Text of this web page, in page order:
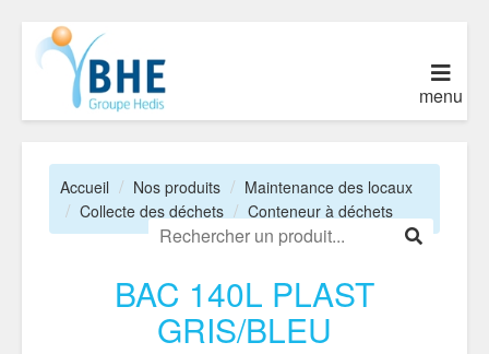
menu
Accueil Nos produits
Maintenance des locaux
Collecte des déchets
Conteneur à déchets
BAC 140L PLAST
GRIS/BLEU